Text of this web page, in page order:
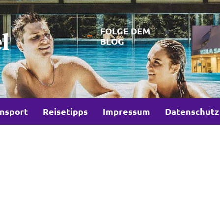
FOLGE DEM
BLOG
Reisetipps Impressum Datenschutz